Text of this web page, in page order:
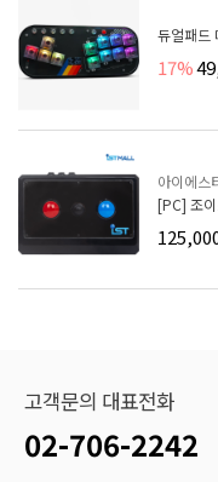
듀얼패드
17%
아이에스
[PC] 조
고객문의 대표전화
02-706-2242